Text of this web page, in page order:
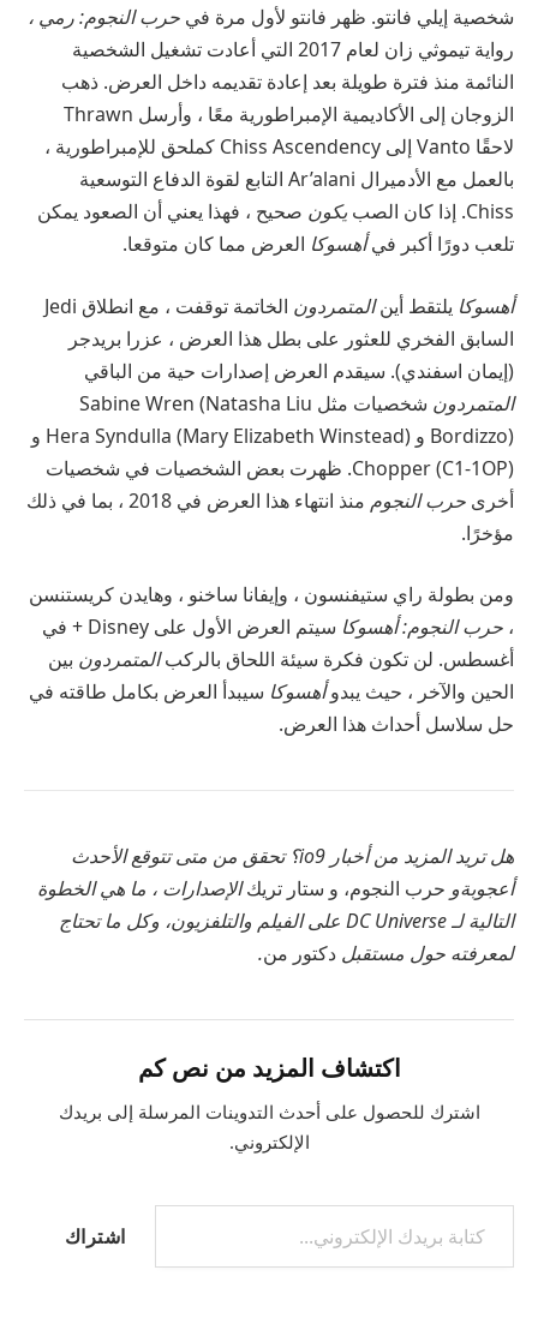
شخصية إيلي فانتو. ظهر فانتو لأول مرة في حرب النجوم:رمي ،
رواية تيموثي زان لعام 2017 التي أعادت تشغيل الشخصية
النائمة منذ فترة طويلة بعد إعادة تقديمه داخل العرض. ذهب
الزوجان إلى الأكاديمية الإمبراطورية معًا ، وأرسل Thrawn
لاحقًا Vanto إلى Chiss Ascendency كملحق للإمبراطورية ،
بالعمل مع الأدميرال Ar’alani التابع لقوة الدفاع التوسعية
Chiss. إذا كان الصب
يكون صحيح ، فهذا يعني أن الصعود يمكن
تلعب دورًا أكبر فيأهسوكا العرض مما كان متوقعا.
أهسوكا يلتقط أينالمتمردون الخاتمة
توقفت ، مع انطلاق Jedi
السابق الفخري للعثور على بطل هذا العرض ، عزرا بريدجر
(إيمان اسفندي). سيقدم العرض إصدارات حية من الباقي
المتمردون
شخصيات مثل Sabine Wren (Natasha Liu
Bordizzo) و Hera Syndulla (Mary Elizabeth Winstead) و
Chopper (C1-1OP). ظهرت بعض الشخصيات في شخصيات
أخرى حرب النجوم
منذ انتهاء هذا العرض في 2018 ، بما في ذلك
مؤخرًا.
ومن بطولة راي ستيفنسون ، وإيفانا ساخنو ، وهايدن كريستنسن
، حرب النجوم: أهسوكا
سيتم العرض الأول على Disney + في
أغسطس. لن تكون فكرة سيئة اللحاق بالركبالمتمردون بين
الحين والآخر ، حيث يبدوأهسوكا سيبدأ العرض بكامل طاقته في
حل سلاسل أحداث هذا العرض.
هل تريد المزيد من أخبار io9؟ تحقق من متى تتوقع الأحدث
أعجوبةو حرب النجوم، و ستار تريكالإصدارات ، ما هي الخطوة
التالية لـDC Universe على الفيلم والتلفزيون
، وكل ما تحتاج
لمعرفته حول مستقبل دكتور من.
اكتشاف المزيد من نص كم
اشترك للحصول على أحدث التدوينات المرسلة إلى بريدك
الإلكتروني.
اشتراك